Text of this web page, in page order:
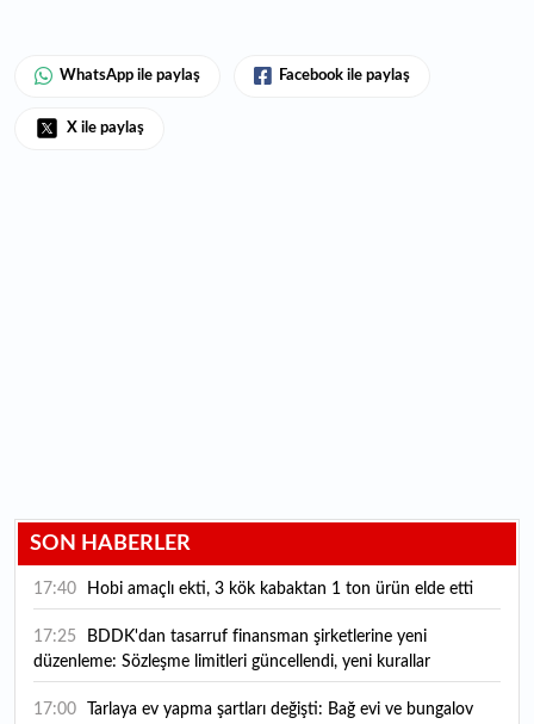
WhatsApp ile paylaş Facebook ile paylaş
X ile paylaş
SON HABERLER
17:40 Hobi amaçlı ekti, 3 kök kabaktan 1 ton ürün elde etti
17:25
düzenleme: Sözleşme limitleri güncellendi, yeni kurallar
yürürlüğe girdi
17:00